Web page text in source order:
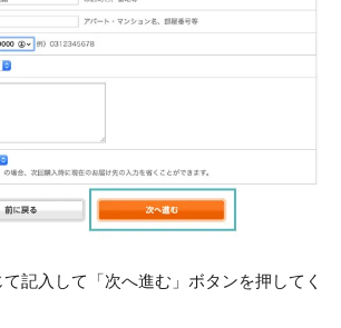
記入して「次へ進む」ボタンを押してく